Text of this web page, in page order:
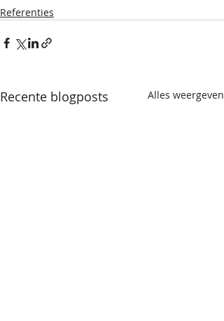
Referenties
Recente blogposts Alles weergeven